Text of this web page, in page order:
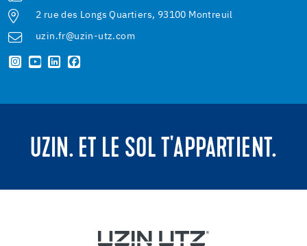
2 rue des Longs Quartiers, 93100 Montreuil
uzin.fr@uzin-utz.com
UZIN. ET LE SOL T'APPARTIENT.